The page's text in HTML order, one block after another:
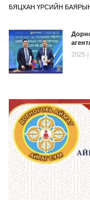
БЯЦХАН ҮРСИЙН
2025